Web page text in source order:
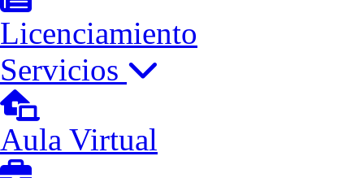
Licenciamiento
Servicios
Aula Virtual